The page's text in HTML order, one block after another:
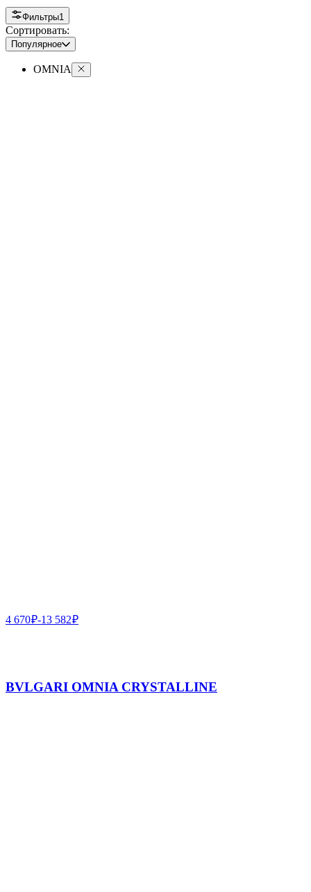
Фильтры1
Сортировать:
Популярное
OMNIA
4 670₽-13 582₽
BVLGARI OMNIA CRYSTALLINE